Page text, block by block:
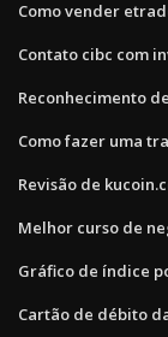
Como vender
Contato cibc com
Reconhecimento
Como fazer uma
Revisão de
Melhor curso de
Gráfico de índice
Cartão de débito